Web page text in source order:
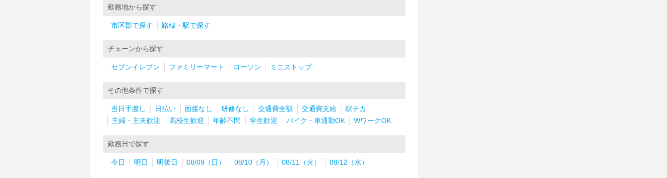
勤務地から探す
市区郡で探す 路線・駅で探す
チェーンから探す
セブンイレブン ファミリーマート ローソン ミニストップ
その他条件で探す
当日手渡し 日払い 面接なし 研修なし 交通費全額 交通費支給
駅チカ
主婦・主夫歓迎
高校生歓迎 年齢不問 学生歓迎 バイク・車通勤OK WワークOK
勤務日で探す
今日 明日 明後日 08/09（日） 08/10（月） 08/11（火） 08/12（水）